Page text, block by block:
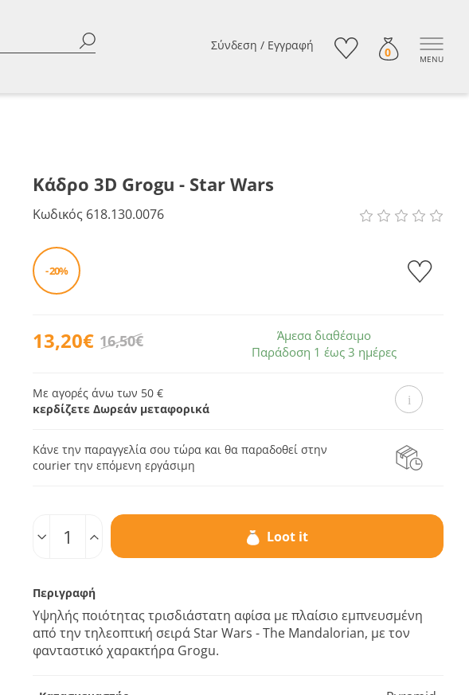
Σύνδεση / Εγγραφή 0 MENU
Κάδρο 3D Grogu - Star Wars
Κωδικός 618.130.0076
- 20%
13,20€ 16,50€
Άμεσα διαθέσιμο
Παράδοση 1 έως 3 ημέρες
Με αγορές άνω των 50 €
κερδίζετε Δωρεάν μεταφορικά
Κάνε την παραγγελία σου τώρα και θα παραδοθεί στην
courier την επόμενη εργάσιμη
Loot it
Περιγραφή
Υψηλής ποιότητας τρισδιάστατη αφίσα με πλαίσιο εμπνευσμένη
από την τηλεοπτική σειρά Star Wars - The Mandalorian, με τον
φανταστικό χαρακτήρα Grogu.